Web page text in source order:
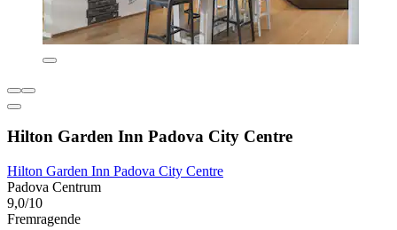
Hilton Garden Inn Padova City Centre
Hilton Garden Inn Padova City Centre
Padova Centrum
9,0/10
Fremragende